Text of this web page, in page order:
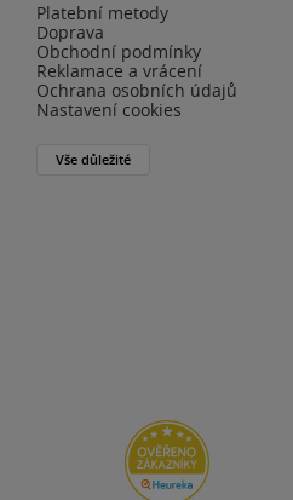
Platební metody
Doprava
Obchodní podmínky
Reklamace a vrácení
Ochrana osobních údajů
Nastavení cookies
Vše důležité